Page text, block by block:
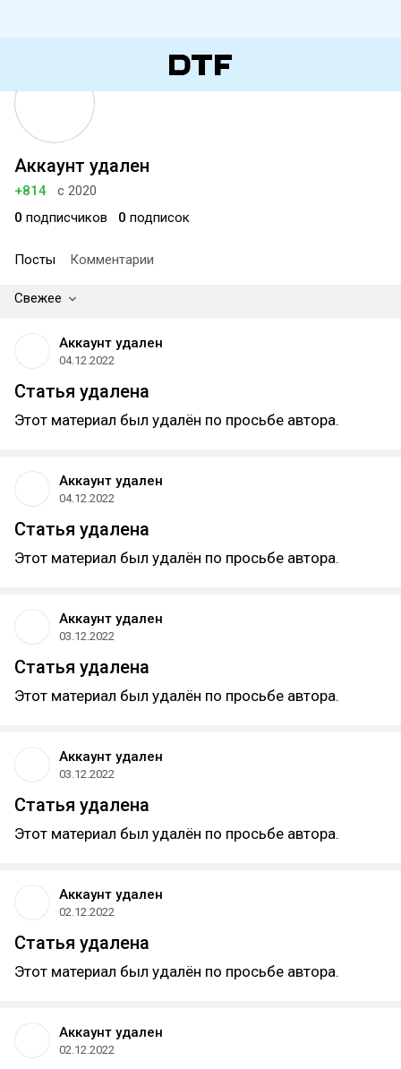
Аккаунт удален
+814
с 2020
0 подписчиков 0 подписок
Посты Комментарии
Свежее
Аккаунт удален
04.12.2022
Статья удалена
Этот материал был удалён по просьбе автора.
Аккаунт удален
04.12.2022
Статья удалена
Этот материал был удалён по просьбе автора.
Аккаунт удален
03.12.2022
Статья удалена
Этот материал был удалён по просьбе автора.
Аккаунт удален
03.12.2022
Статья удалена
Этот материал был удалён по просьбе автора.
Аккаунт удален
02.12.2022
Статья удалена
Этот материал был удалён по просьбе автора.
Аккаунт удален
02.12.2022